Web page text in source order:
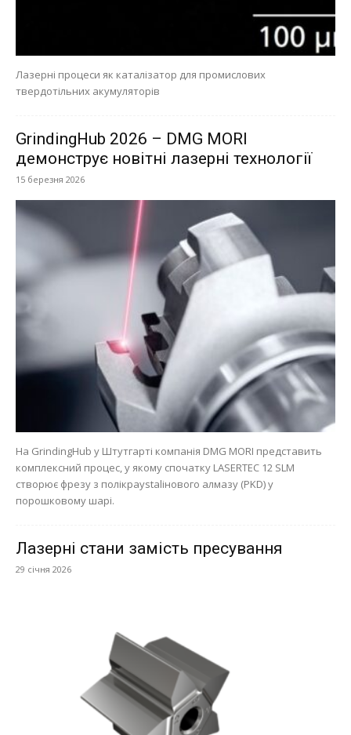
Лазерні процеси як каталізатор для промислових
твердотільних акумуляторів
GrindingHub 2026 – DMG MORI
демонструє новітні лазерні технології
15 березня 2026
На GrindingHub у Штутгарті компанія DMG MORI представить
комплексний процес, у якому спочатку LASERTEC 12 SLM
створює фрезу з полікраystalінового алмазу (PKD) у
порошковому шарі.
Лазерні стани замість пресування
29 січня 2026